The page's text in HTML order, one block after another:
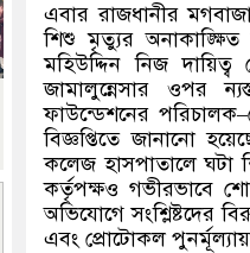
এবার রাজধানীর
শিশু মৃত্যুর অনাকাঙ্ক্ষিত
মহিউদ্দিন নিজ
জামালুন্নেসার ওপর
ফাউন্ডেশনের পরিচালক–
বিজ্ঞপ্তিতে জানানো
কলেজ হাসপাতালে ঘটা
কর্তৃপক্ষও গভীরভাবে
অভিযোগে সংশ্লিষ্টদের
এবং প্রোটোকল